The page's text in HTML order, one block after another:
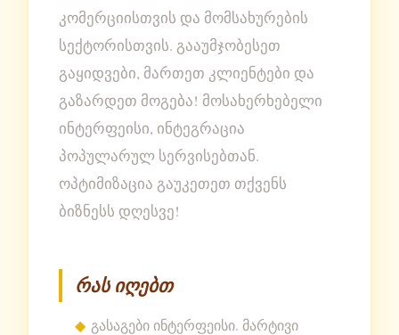
კომერციისთვის და მომსახურების
სექტორისთვის. გააუმჯობესეთ
გაყიდვები, მართეთ კლიენტები და
გაზარდეთ მოგება! მოსახერხებელი
ინტერფეისი, ინტეგრაცია
პოპულარულ სერვისებთან.
ოპტიმიზაცია გაუკეთეთ თქვენს
ბიზნესს დღესვე!
რას იღებთ
გასაგები ინტერფეისი. მარტივი